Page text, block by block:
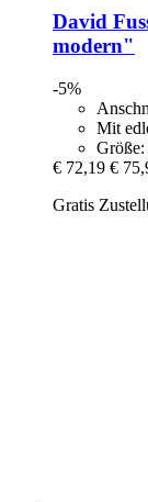
David
modern"
-5%
Mit
€ 72,19 €
Gratis